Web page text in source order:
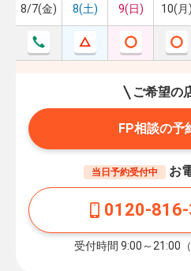
8/7(金) 8(土) 9(日) 10(月)
ご希望の
FP相談の予
当日予約受付中 お
0120-
受付時間 9:00～21:00